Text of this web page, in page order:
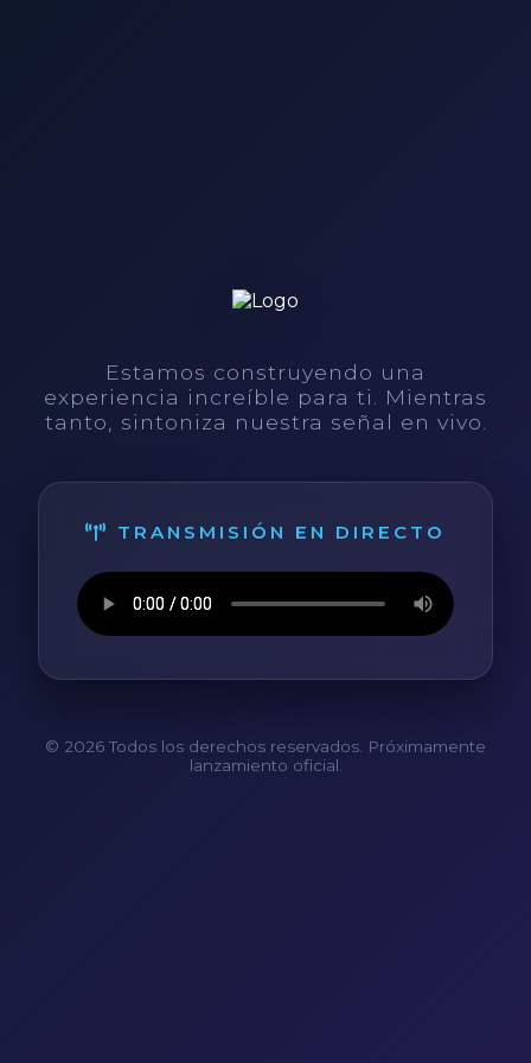
Estamos construyendo una
experiencia increíble para ti. Mientras
tanto, sintoniza nuestra señal en vivo.
TRANSMISIÓN EN DIRECTO
© 2026 Todos los derechos reservados. Próximamente
lanzamiento oficial.